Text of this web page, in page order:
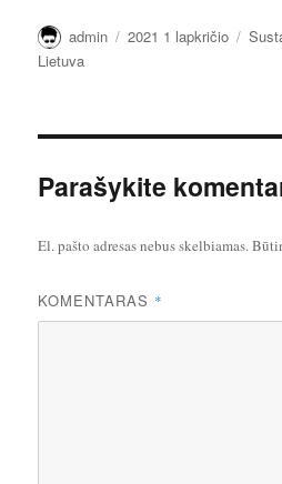
Autorius
admin Paskelbta
2021 1 lapkričio
Lietuva
Parašykite
El. pašto adresas nebus skelbiamas.
KOMENTARAS *